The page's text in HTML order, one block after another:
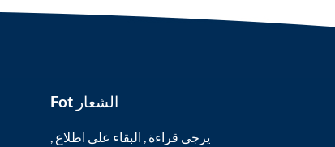
Fot الشعار
يرجى قراءة , البقاء على اطلاع ,